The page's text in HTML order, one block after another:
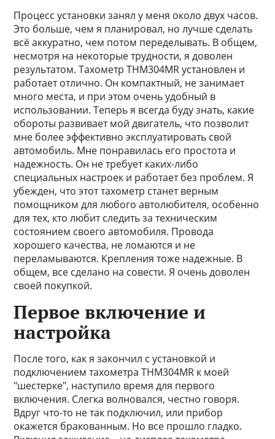
Процесс установки занял у меня около двух часов.
Это больше, чем я планировал, но лучше сделать
всё аккуратно, чем потом переделывать. В общем,
несмотря на некоторые трудности, я доволен
результатом. Тахометр THM304MR установлен и
работает отлично. Он компактный, не занимает
много места, и при этом очень удобный в
использовании. Теперь я всегда буду знать, какие
обороты развивает мой двигатель, что позволит
мне более эффективно эксплуатировать свой
автомобиль. Мне понравилась его простота и
надежность. Он не требует каких-либо
специальных настроек и работает без проблем. Я
убежден, что этот тахометр станет верным
помощником для любого автолюбителя, особенно
для тех, кто любит следить за техническим
состоянием своего автомобиля. Провода
хорошего качества, не ломаются и не
переламываются. Крепления тоже надежные. В
общем, все сделано на совести. Я очень доволен
своей покупкой.
Первое включение и
настройка
После того, как я закончил с установкой и
подключением тахометра THM304MR к моей
"шестерке", наступило время для первого
включения. Слегка волновался, честно говоря.
Вдруг что-то не так подключил, или прибор
окажется бракованным. Но все прошло гладко.